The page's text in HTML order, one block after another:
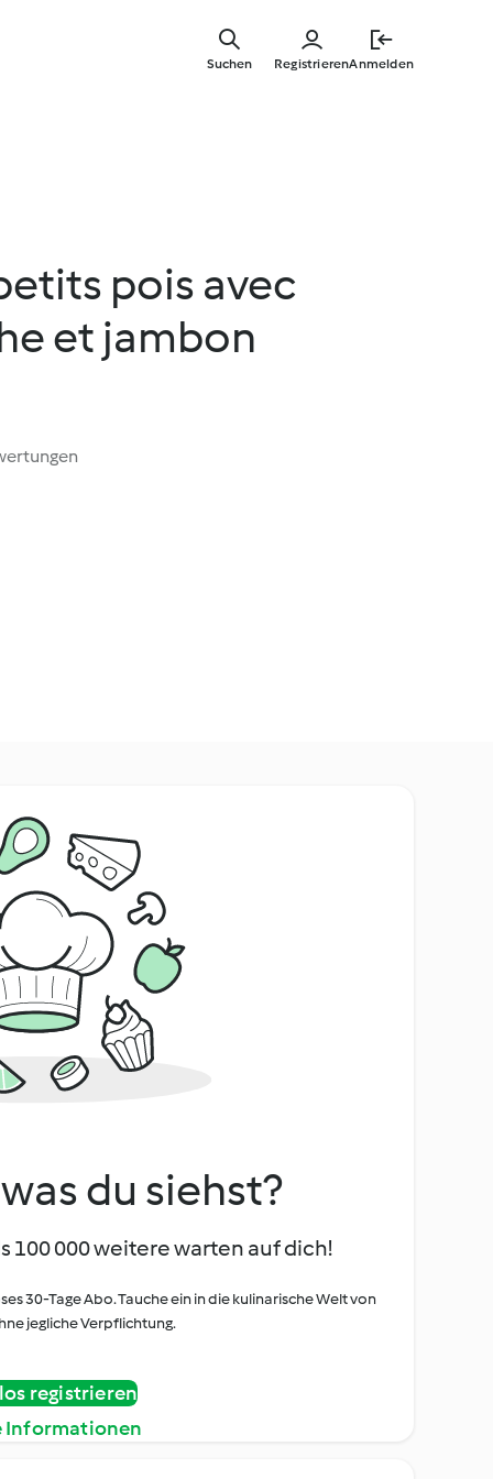
RegistrierenAnmelden
Suchen
pois avec
et jambon
du siehst?
100 000 weitere warten auf dich!
30-Tage Abo. Tauche ein in die kulinarische Welt von
jegliche Verpflichtung.
registrieren
Informationen